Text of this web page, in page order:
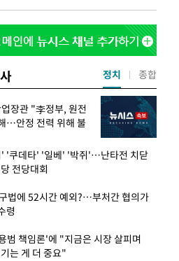
장관 "李정부, 원전
…안정 전력 위해 불
' '쿠데타' '일베' '박쥐'…난타전 치닫
전당대회
법에 52시간 예외?…부처간 협의가
령
범 책임론'에 "지금은 시장 살피며
는 게 더 중요"
정치 종합